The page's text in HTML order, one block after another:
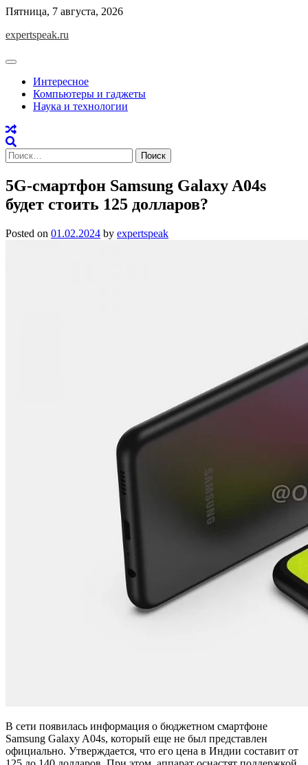
Skip
content
Пятница, 7 августа, 2026
expertspeak.ru
Интересное
Компьютеры и гаджеты
Наука и технологии
Найти:
5G-смартфон Samsung Galaxy A04s
будет стоить 125 долларов?
Posted on 01.02.2024 by expertspeak
В сети появилась информация о бюджетном смартфоне
Samsung Galaxy A04s, который еще не был представлен
официально. Утверждается, что его цена в Индии составит от